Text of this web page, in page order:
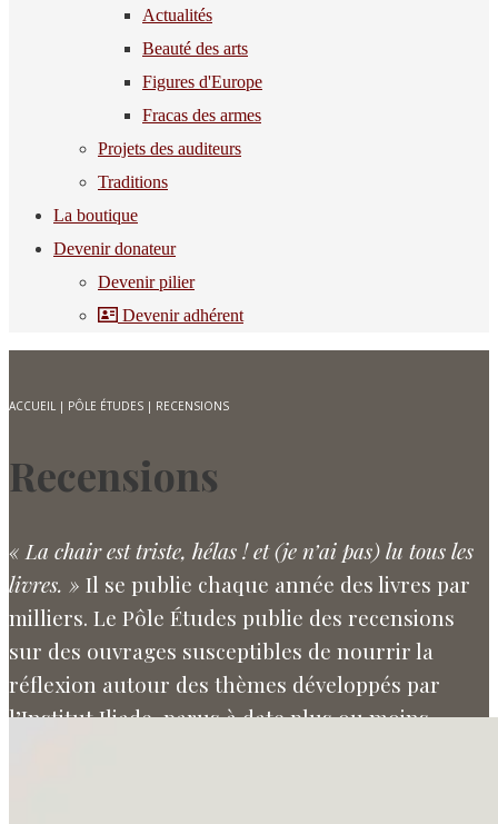
Actualités
Beauté des arts
Figures d'Europe
Fracas des armes
Projets des auditeurs
Traditions
La boutique
Devenir donateur
Devenir pilier
Devenir adhérent
ACCUEIL | PÔLE ÉTUDES | RECENSIONS
Recensions
« La chair est triste, hélas ! et (je n’ai pas) lu tous les
livres. » Il se publie chaque année des livres par
milliers. Le Pôle Études publie des recensions
sur des ouvrages susceptibles de nourrir la
réflexion autour des thèmes développés par
l’Institut Iliade, parus à date plus ou moins